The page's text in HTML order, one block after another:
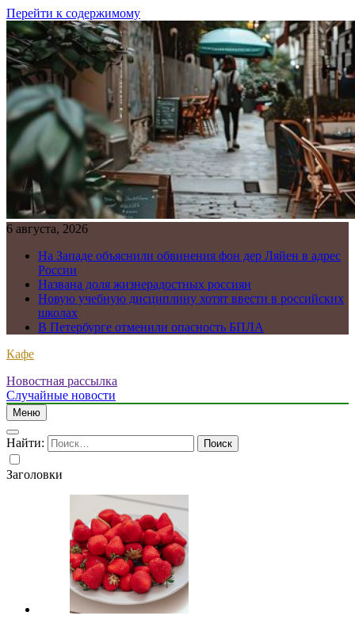
Перейти к содержимому
6 августа, 2026
На Западе объяснили обвинения фон дер Ляйен в адрес
России
Названа доля жизнерадостных россиян
Новую учебную дисциплину хотят ввести в российских
школах
В Петербурге отменили опасность БПЛА
Кафе
Новостная рассылка
Случайные новости
Меню
Найти:
Заголовки